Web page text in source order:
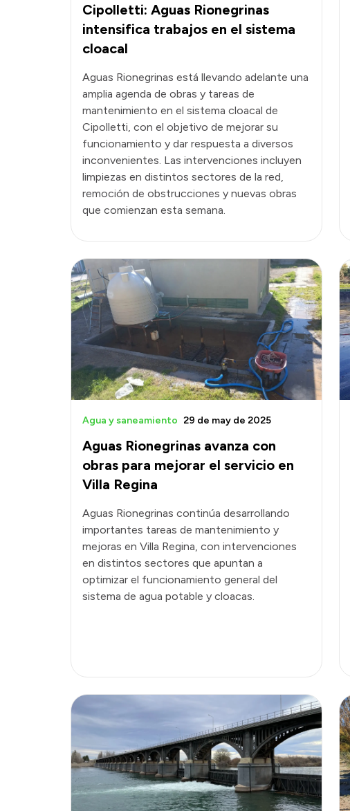
Cipolletti: Aguas Rionegrinas
intensifica trabajos en el sistema
cloacal
Aguas Rionegrinas está llevando adelante una
amplia agenda de obras y tareas de
mantenimiento en el sistema cloacal de
Cipolletti, con el objetivo de mejorar su
funcionamiento y dar respuesta a diversos
inconvenientes. Las intervenciones incluyen
limpiezas en distintos sectores de la red,
remoción de obstrucciones y nuevas obras
que comienzan esta semana.
Aguas Rionegrinas avanza con
obras para mejorar el servicio en
Villa Regina
Agua y saneamiento 29 de may de 2025
Aguas Rionegrinas continúa desarrollando
importantes tareas de mantenimiento y
mejoras en Villa Regina, con intervenciones
en distintos sectores que apuntan a
optimizar el funcionamiento general del
sistema de agua potable y cloacas.